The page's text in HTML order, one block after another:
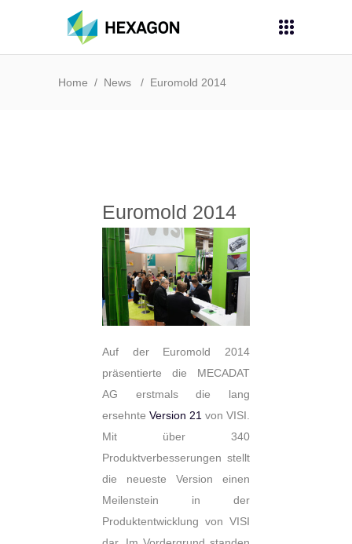
Home / News / Euromold 2014
Euromold 2014
Auf der Euromold 2014
präsentierte die MECADAT
AG erstmals die lang
ersehnte Version 21 von VISI.
Mit über 340
Produktverbesserungen stellt
die neueste Version einen
Meilenstein in der
Produktentwicklung von VISI